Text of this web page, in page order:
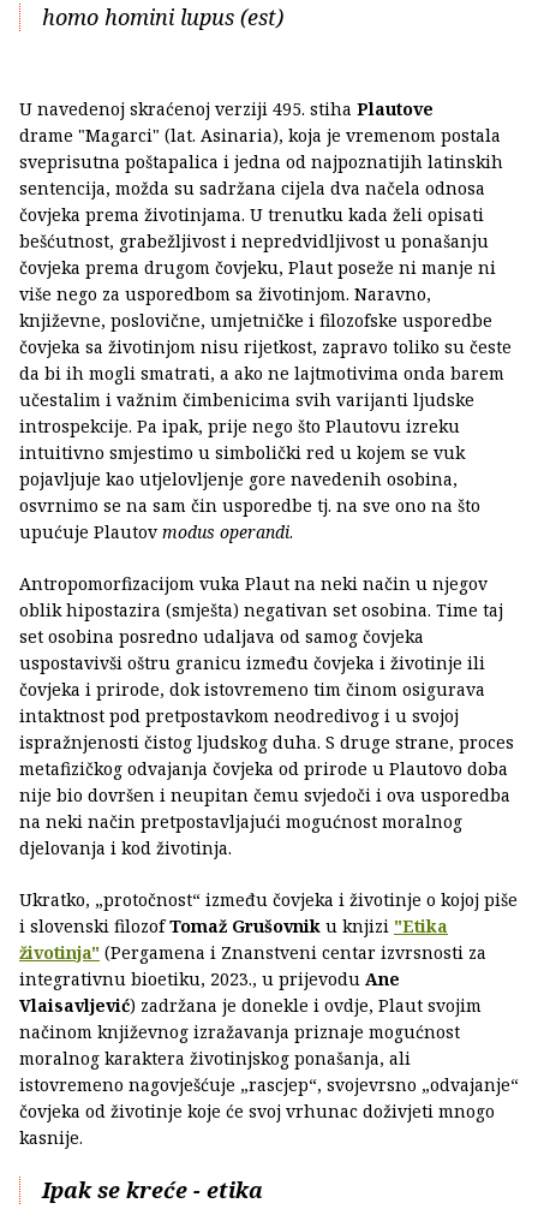
homo homini lupus (est)
U navedenoj skraćenoj verziji 495. stiha Plautove
drame "Magarci" (lat. Asinaria), koja je vremenom postala
sveprisutna poštapalica i jedna od najpoznatijih latinskih
sentencija, možda su sadržana cijela dva načela odnosa
čovjeka prema životinjama. U trenutku kada želi opisati
bešćutnost, grabežljivost i nepredvidljivost u ponašanju
čovjeka prema drugom čovjeku, Plaut poseže ni manje ni
više nego za usporedbom sa životinjom. Naravno,
književne, poslovične, umjetničke i filozofske usporedbe
čovjeka sa životinjom nisu rijetkost, zapravo toliko su česte
da bi ih mogli smatrati, a ako ne lajtmotivima onda barem
učestalim i važnim čimbenicima svih varijanti ljudske
introspekcije. Pa ipak, prije nego što Plautovu izreku
intuitivno smjestimo u simbolički red u kojem se vuk
pojavljuje kao utjelovljenje gore navedenih osobina,
osvrnimo se na sam čin usporedbe tj. na sve ono na što
upućuje Plautov modus operandi.
Antropomorfizacijom vuka Plaut na neki način u njegov
oblik hipostazira (smješta) negativan set osobina. Time taj
set osobina posredno udaljava od samog čovjeka
uspostavivši oštru granicu između čovjeka i životinje ili
čovjeka i prirode, dok istovremeno tim činom osigurava
intaktnost pod pretpostavkom neodredivog i u svojoj
ispražnjenosti čistog ljudskog duha. S druge strane, proces
metafizičkog odvajanja čovjeka od prirode u Plautovo doba
nije bio dovršen i neupitan čemu svjedoči i ova usporedba
na neki način pretpostavljajući mogućnost moralnog
djelovanja i kod životinja.
Ukratko, „protočnost“ između čovjeka i životinje o kojoj piše
i slovenski filozofTomaž Grušovnik u knjizi "Etika
životinja" (Pergamena i Znanstveni centar izvrsnosti za
integrativnu bioetiku, 2023., u prijevodu Ane
Vlaisavljević) zadržana je donekle i ovdje, Plaut svojim
načinom književnog izražavanja priznaje mogućnost
moralnog karaktera životinjskog ponašanja, ali
istovremeno nagovješćuje „rascjep“, svojevrsno „odvajanje“
čovjeka od životinje koje će svoj vrhunac doživjeti mnogo
kasnije.
Ipak se kreće - etika